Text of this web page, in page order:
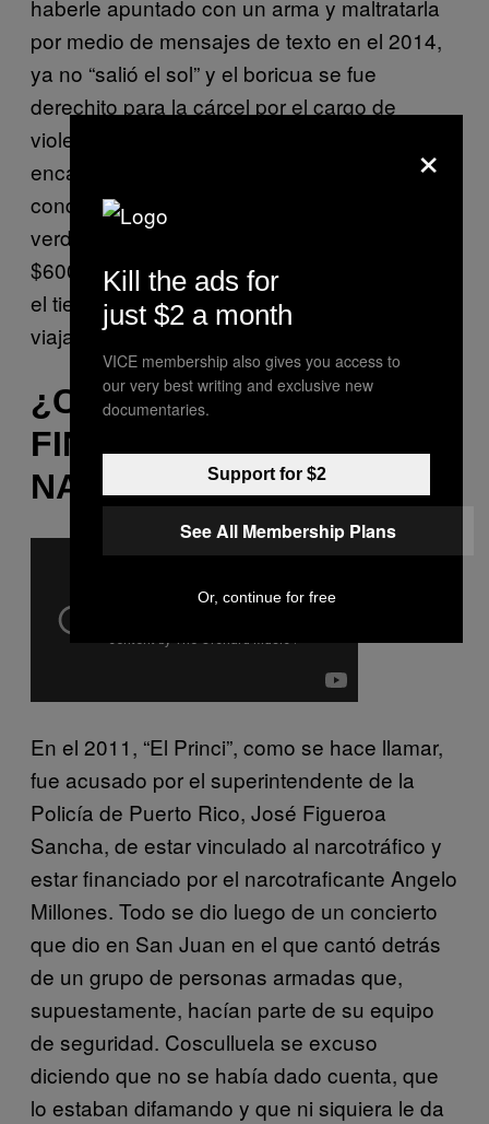
haberle apuntado con un arma y maltratarla
por medio de mensajes de texto en el 2014,
ya no “salió el sol” y el boricua se fue
derechito para la cárcel por el cargo de
violencia doméstica. Pero aunque nos
encantaría decirles que Don Omar pagó su
condena por hacerle daño a su mujer, la
verdad es que es ultra millonario y pagó
$600,000 dolares para salir bajo fianza. Con
el tiempo la cosa se olvidó y hoy en día sigue
viajando por todo el mundo picho en billetes.
¿COSCULLUELA
FINANCIADO POR
NARCOS?
En el 2011, “El Princi”, como se hace llamar,
fue acusado por el superintendente de la
Policía de Puerto Rico, José Figueroa
Sancha, de estar vinculado al narcotráfico y
estar financiado por el narcotraficante Angelo
Millones. Todo se dio luego de un concierto
que dio en San Juan en el que cantó detrás
de un grupo de personas armadas que,
supuestamente, hacían parte de su equipo
de seguridad. Cosculluela se excuso
diciendo que no se había dado cuenta, que
lo estaban difamando y que ni siquiera le da
×
Kill the ads for
just $2 a month
VICE membership also gives you access to
our very best writing and exclusive new
documentaries.
Support for $2
See All Membership Plans
Or, continue for free